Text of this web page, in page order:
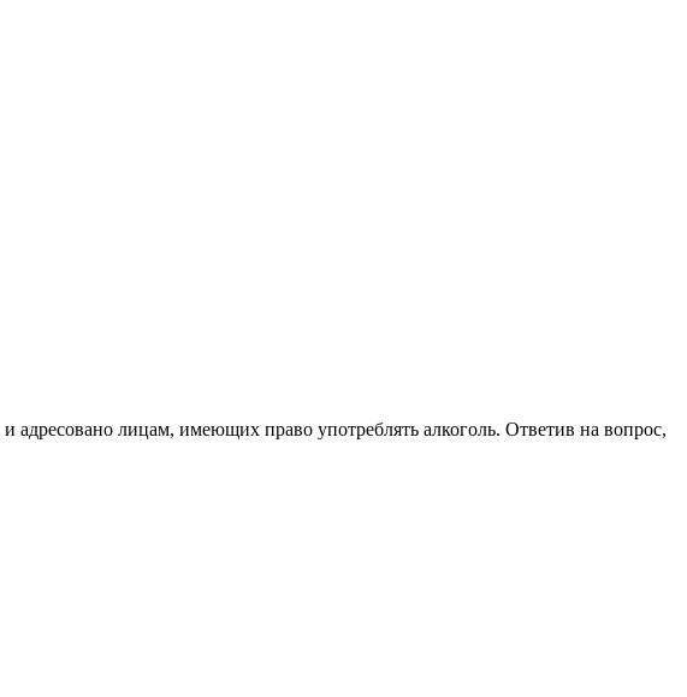
адресовано лицам, имеющих право употреблять алкоголь. Ответив на вопрос,